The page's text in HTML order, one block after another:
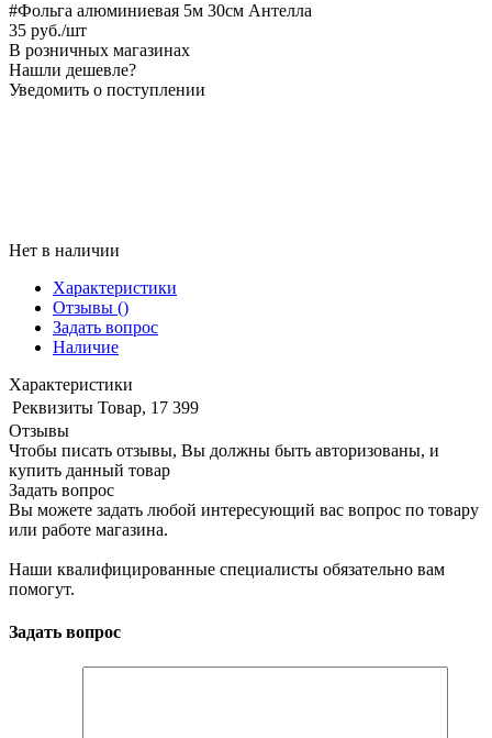
#Фольга алюминиевая 5м 30см Антелла
35 руб./шт
В розничных магазинах
Нашли дешевле?
Уведомить о поступлении
Нет в наличии
Характеристики
Отзывы ()
Задать вопрос
Наличие
Характеристики
Реквизиты Товар, 17 399
Отзывы
Чтобы писать отзывы, Вы должны быть авторизованы, и
купить данный товар
Задать вопрос
Вы можете задать любой интересующий вас вопрос по товару
или работе магазина.
Наши квалифицированные специалисты обязательно вам
помогут.
Задать вопрос